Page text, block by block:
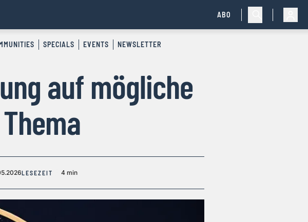
ABO
SPECIALS EVENTS NEWSLETTER
auf mögliche
LESEZEIT 4 min